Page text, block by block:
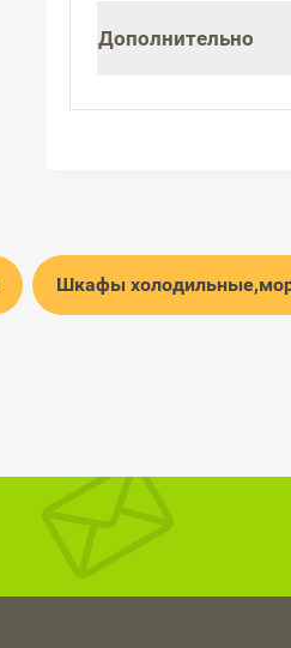
Дополнительно
Шкафы